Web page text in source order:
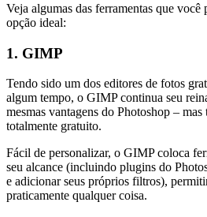
Veja algumas das ferramentas que você
opção ideal:
1. GIMP
Tendo sido um dos editores de fotos
algum tempo, o GIMP continua seu
mesmas vantagens do Photoshop –
totalmente gratuito.
Fácil de personalizar, o GIMP coloca
seu alcance (incluindo plugins do
e adicionar seus próprios filtros),
praticamente qualquer coisa.